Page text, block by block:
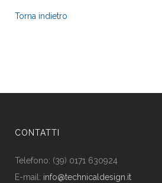
Torna indietro
CONTATTI
Telefono: (39) 0171 630924
E-mail: info@technicaldesign.it